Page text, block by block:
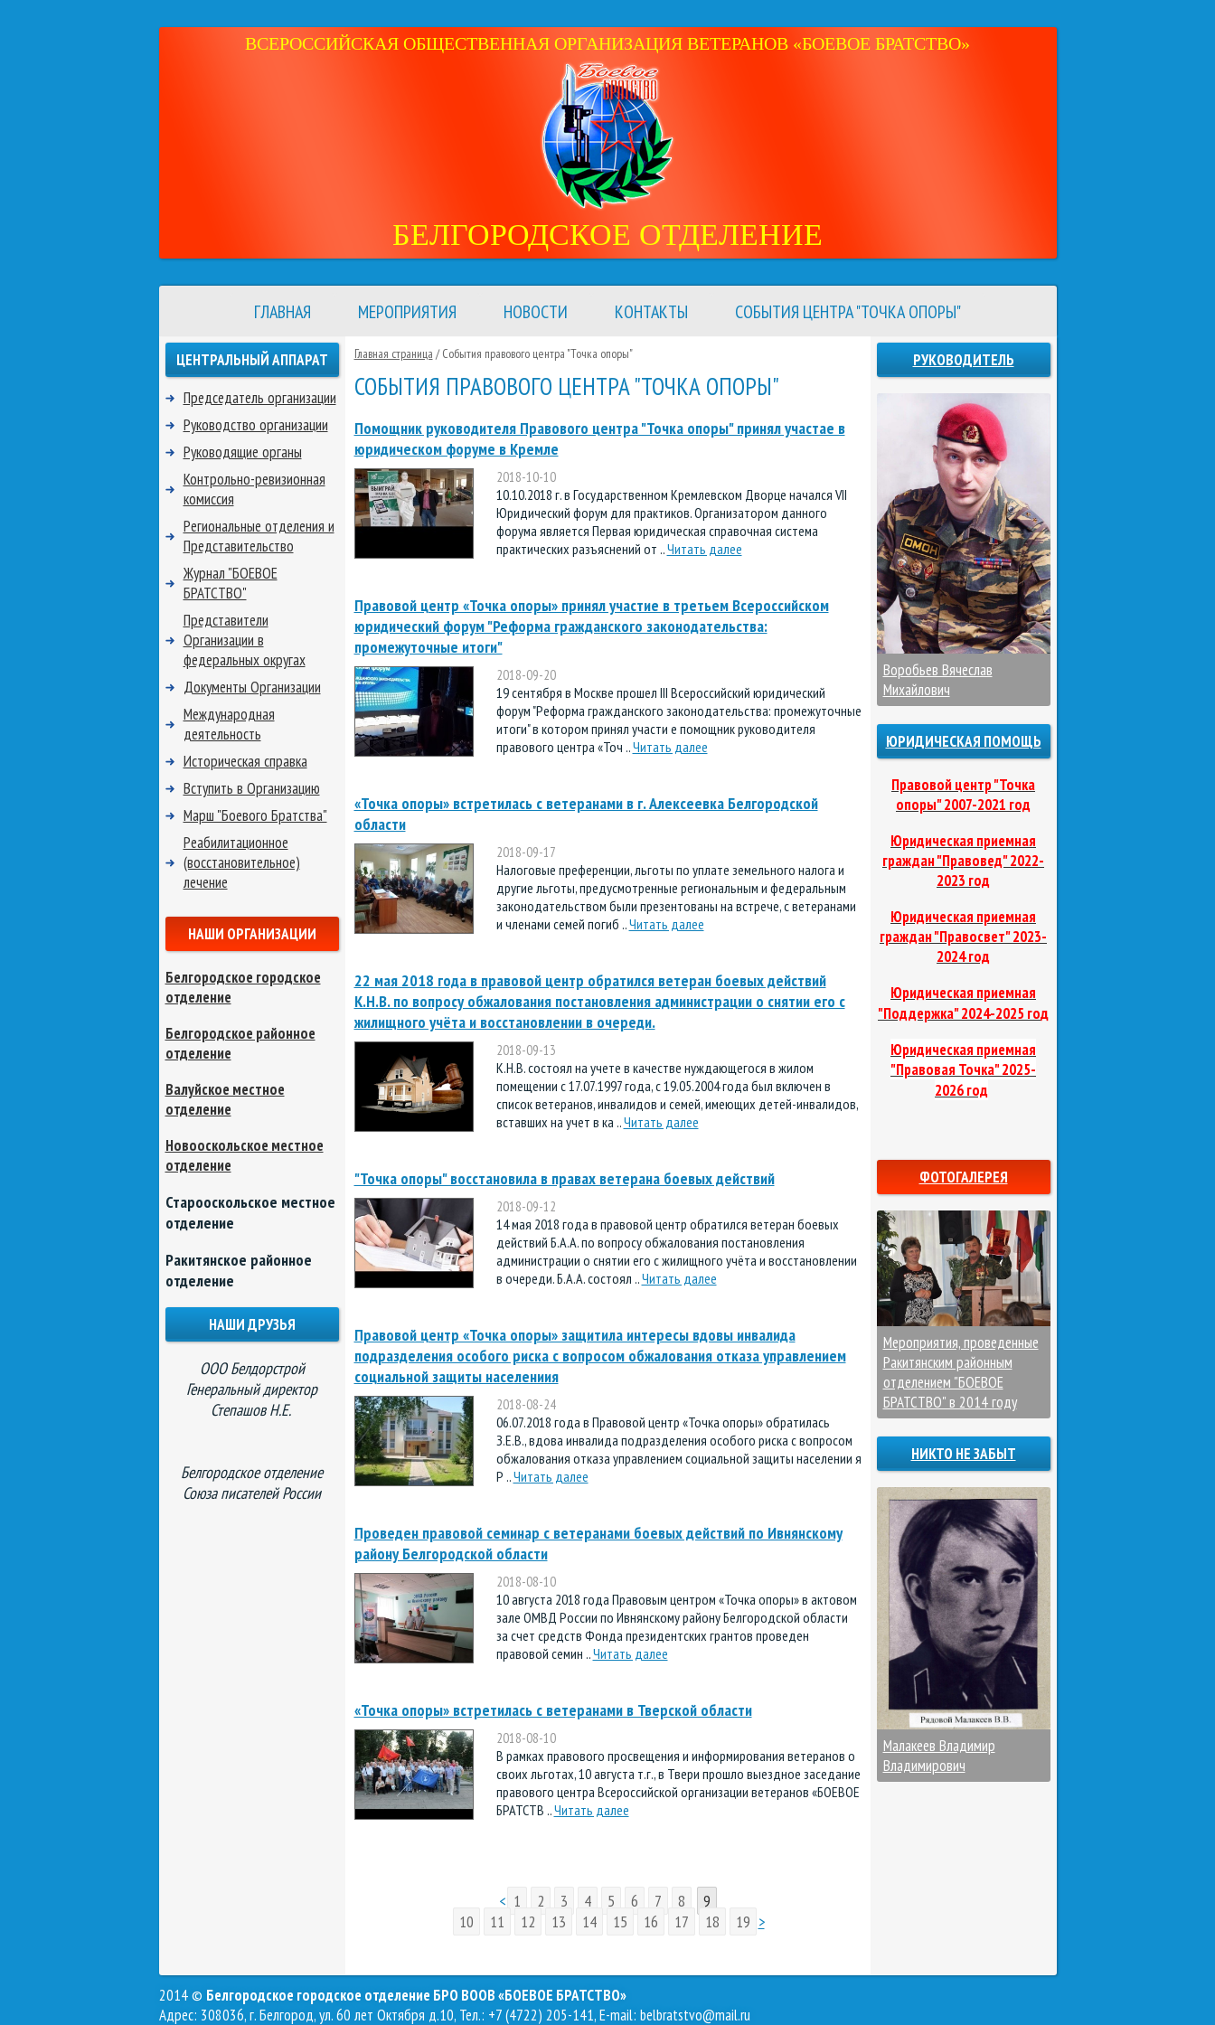
ВСЕРОССИЙСКАЯ ОБЩЕСТВЕННАЯ ОРГАНИЗАЦИЯ ВЕТЕРАНОВ «БОЕВОЕ БРАТСТВО»
БЕЛГОРОДСКОЕ ОТДЕЛЕНИЕ
ГЛАВНАЯ МЕРОПРИЯТИЯ НОВОСТИ КОНТАКТЫ СОБЫТИЯ ЦЕНТРА "ТОЧКА ОПОРЫ"
Главная страница /События правового центра "Точка опоры"
СОБЫТИЯ ПРАВОВОГО ЦЕНТРА "ТОЧКА ОПОРЫ"
Помощник руководителя Правового центра "Точка опоры" принял участае в
юридическом форуме в Кремле
2018-10-10
10.10.2018 г. в Государственном Кремлевском Дворце начался VII
Юридический форум для практиков. Организатором данного
форума является Первая юридическая справочная система
практических разъяснений от ..Читать далее
Правовой центр «Точка опоры» принял участие в третьем Всероссийском
юридический форум "Реформа гражданского законодательства:
промежуточные итоги"
2018-09-20
19 сентября в Москве прошел III Всероссийский юридический
форум "Реформа гражданского законодательства: промежуточные
итоги" в котором принял участи е помощник руководителя
правового центра «Точ ..Читать далее
«Точка опоры» встретилась с ветеранами в г. Алексеевка Белгородской
области
2018-09-17
Налоговые преференции, льготы по уплате земельного налога и
другие льготы, предусмотренные региональным и федеральным
законодательством были презентованы на встрече, с ветеранами
и членами семей погиб ..Читать далее
22 мая 2018 года в правовой центр обратился ветеран боевых действий
К.Н.В. по вопросу обжалования постановления администрации о снятии его с
жилищного учёта и восстановлении в очереди.
2018-09-13
К.Н.В. состоял на учете в качестве нуждающегося в жилом
помещении с 17.07.1997 года, с 19.05.2004 года был включен в
список ветеранов, инвалидов и семей, имеющих детей-инвалидов,
вставших на учет в ка ..Читать далее
"Точка опоры" восстановила в правах ветерана боевых действий
2018-09-12
14 мая 2018 года в правовой центр обратился ветеран боевых
действий Б.А.А. по вопросу обжалования постановления
администрации о снятии его с жилищного учёта и восстановлении
в очереди. Б.А.А. состоял ..Читать далее
Правовой центр «Точка опоры» защитила интересы вдовы инвалида
подразделения особого риска с вопросом обжалования отказа управлением
социальной защиты населениия
2018-08-24
06.07.2018 года в Правовой центр «Точка опоры» обратилась
З.Е.В., вдова инвалида подразделения особого риска с вопросом
обжалования отказа управлением социальной защиты населении я
Р ..Читать далее
Проведен правовой семинар с ветеранами боевых действий по Ивнянскому
району Белгородской области
2018-08-10
10 августа 2018 года Правовым центром «Точка опоры» в актовом
зале ОМВД России по Ивнянскому району Белгородской области
за счет средств Фонда президентских грантов проведен
правовой семин ..Читать далее
«Точка опоры» встретилась с ветеранами в Тверской области
2018-08-10
В рамках правового просвещения и информирования ветеранов о
своих льготах, 10 августа т.г., в Твери прошло выездное заседание
правового центра Всероссийской организации ветеранов «БОЕВОЕ
БРАТСТВ ..Читать далее
< 1 2 3 4 5 6 7 8
9
10
11 12 13 14 15 16 17 18 19 >
ЦЕНТРАЛЬНЫЙ АППАРАТ
Председатель организации
Руководство организации
Руководящие органы
Контрольно-ревизионная
комиссия
Региональные отделения и
Представительство
Журнал "БОЕВОЕ
БРАТСТВО"
Представители
Организации в
федеральных округах
Документы Организации
Международная
деятельность
Историческая справка
Вступить в Организацию
Марш "Боевого Братства"
Реабилитационное
(восстановительное)
лечение
НАШИ ОРГАНИЗАЦИИ
Белгородское городское
отделение
Белгородское районное
отделение
Валуйское местное
отделение
Новооскольское местное
отделение
Старооскольское местное
отделение
Ракитянское районное
отделение
НАШИ ДРУЗЬЯ
ООО Белдорстрой
Генеральный директор
Степашов Н.Е.
Белгородское отделение
Союза писателей России
РУКОВОДИТЕЛЬ
Воробьев Вячеслав
Михайлович
ЮРИДИЧЕСКАЯ ПОМОЩЬ
Правовой центр "Точка
опоры" 2007-2021 год
Юридическая приемная
граждан "Правовед"2022-
2023 год
Юридическая приемная
граждан "Правосвет"2023-
2024 год
Юридическая приемная
"Поддержка"2024-2025 год
Юридическая приемная
"Правовая Точка"2025-
2026 год
ФОТОГАЛЕРЕЯ
Мероприятия, проведенные
Ракитянским районным
отделением "БОЕВОЕ
БРАТСТВО" в 2014 году
НИКТО НЕ ЗАБЫТ
Малакеев Владимир
Владимирович
2014 © Белгородское городское отделение БРО ВООВ «БОЕВОЕ БРАТСТВО»
Адрес: 308036, г. Белгород, ул. 60 лет Октября д.10, Тел.: +7 (4722) 205-141, E-mail: belbratstvo@mail.ru